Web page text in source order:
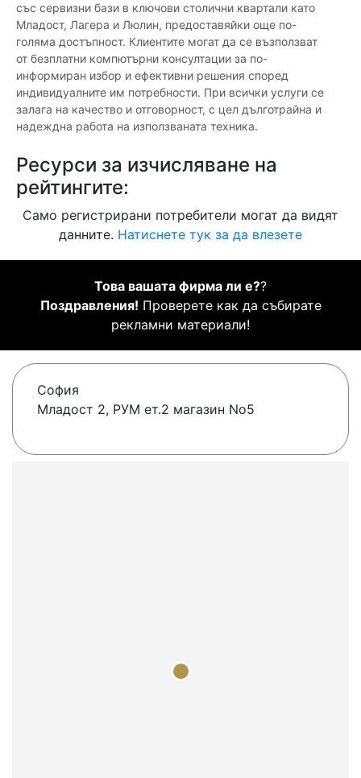
със сервизни бази в ключови столични квартали като
Младост, Лагера и Люлин, предоставяйки още по-
голяма достъпност. Клиентите могат да се възползват
от безплатни компютърни консултации за по-
информиран избор и ефективни решения според
индивидуалните им потребности. При всички услуги се
залага на качество и отговорност, с цел дълготрайна и
надеждна работа на използваната техника.
Ресурси за изчисляване на
рейтингите:
Само регистрирани потребители могат да видят
данните. Натиснете тук за да влезете
Това вашата фирма ли е??
Поздравления! Проверете как да събирате
рекламни материали!
София
Младост 2, РУМ ет.2 магазин No5